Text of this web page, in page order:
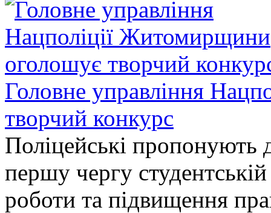
Головне управління
творчий конкурс
Поліцейські пропонують
першу чергу
роботи та підвищення